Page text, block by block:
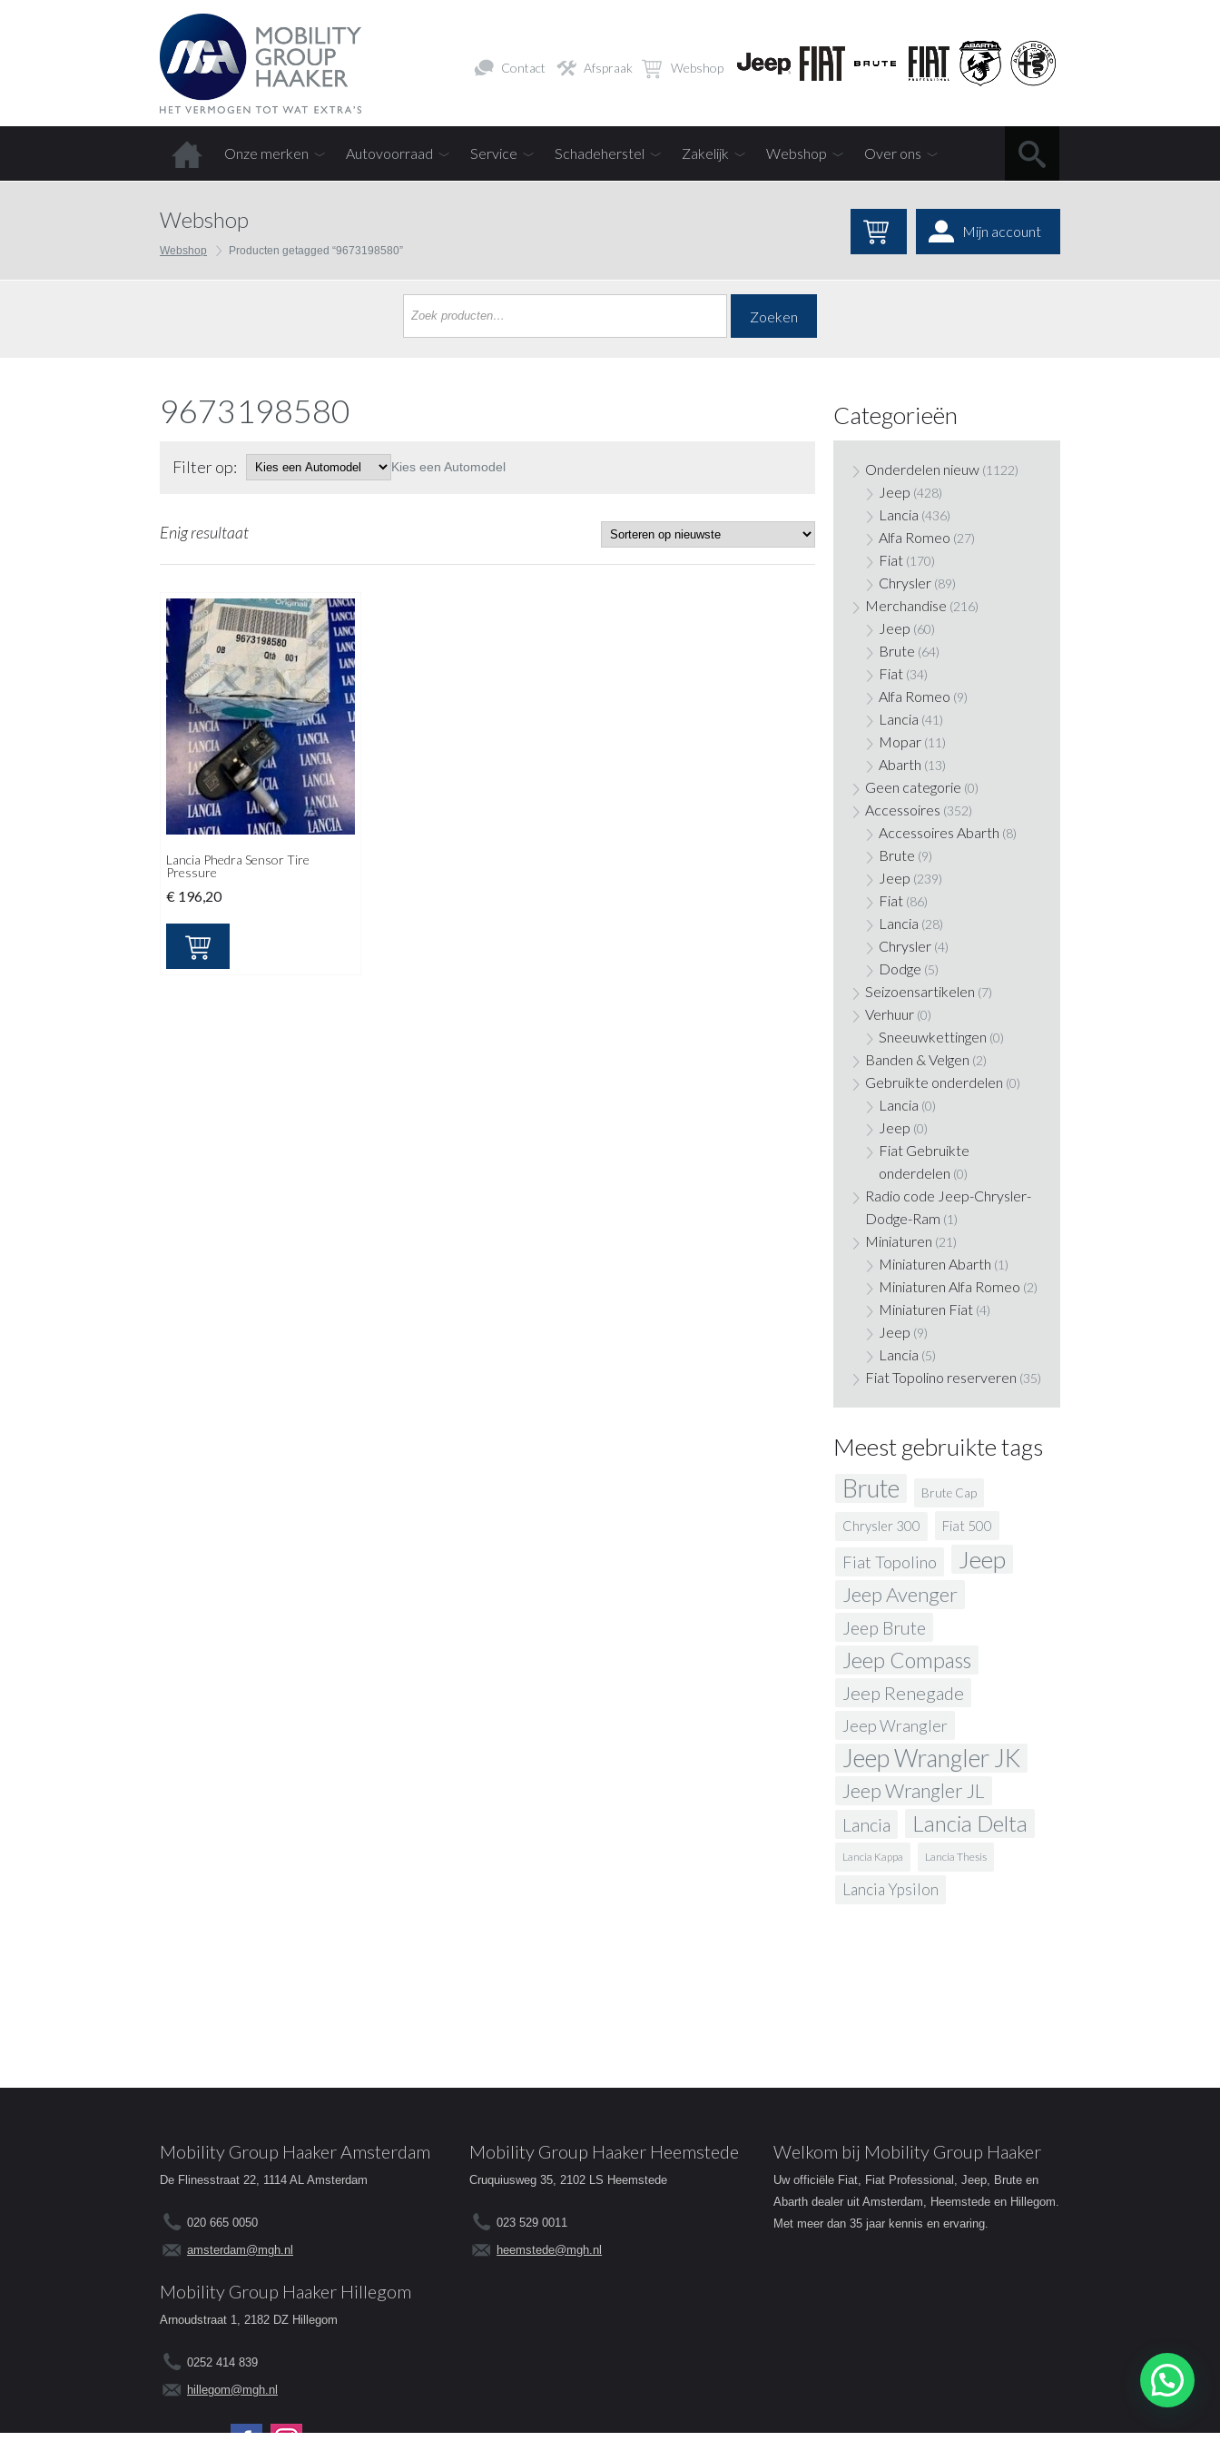
Contact Afspraak Webshop
Onze merken Autovoorraad Service Schadeherstel Zakelijk Webshop Over ons
Webshop
Webshop Producten getagged “9673198580”
Mijn account
Zoeken
9673198580
Filter op: Kies een Automodel
Enig resultaat
Lancia Phedra Sensor Tire
Pressure
€ 196,20
Categorieën
Onderdelen nieuw (1122)
Jeep (428)
Lancia (436)
Alfa Romeo (27)
Fiat (170)
Chrysler (89)
Merchandise (216)
Jeep (60)
Brute (64)
Fiat (34)
Alfa Romeo (9)
Lancia (41)
Mopar (11)
Abarth (13)
Geen categorie (0)
Accessoires (352)
Accessoires Abarth (8)
Brute (9)
Jeep (239)
Fiat (86)
Lancia (28)
Chrysler (4)
Dodge (5)
Seizoensartikelen (7)
Verhuur (0)
Sneeuwkettingen (0)
Banden & Velgen (2)
Gebruikte onderdelen (0)
Lancia (0)
Jeep (0)
Fiat Gebruikte
onderdelen (0)
Radio code Jeep-Chrysler-
Dodge-Ram (1)
Miniaturen (21)
Miniaturen Abarth (1)
Miniaturen Alfa Romeo (2)
Miniaturen Fiat (4)
Jeep (9)
Lancia (5)
Fiat Topolino reserveren (35)
Meest gebruikte tags
Brute Brute Cap
Chrysler 300 Fiat 500
Fiat Topolino Jeep
Jeep Avenger
Jeep Brute
Jeep Compass
Jeep Renegade
Jeep Wrangler
Jeep Wrangler JK
Jeep Wrangler JL
Lancia Lancia Delta
Lancia Kappa Lancia Thesis
Lancia Ypsilon
Mobility Group Haaker Amsterdam
De Flinesstraat 22, 1114 AL Amsterdam
020 665 0050
amsterdam@mgh.nl
Mobility Group Haaker Heemstede
Cruquiusweg 35, 2102 LS Heemstede
023 529 0011
heemstede@mgh.nl
Mobility Group Haaker Hillegom
Arnoudstraat 1, 2182 DZ Hillegom
0252 414 839
hillegom@mgh.nl
Volg ons op:
Welkom bij Mobility Group Haaker
Uw officiële Fiat, Fiat Professional, Jeep, Brute en
Abarth dealer uit Amsterdam, Heemstede en Hillegom.
Met meer dan 35 jaar kennis en ervaring.